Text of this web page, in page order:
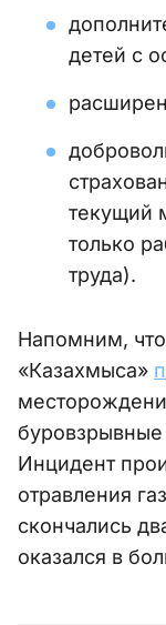
детей с
текущий
только
труда).
Напомним,
«Казахмыса»
Инцидент
отравления
скончались
оказался в